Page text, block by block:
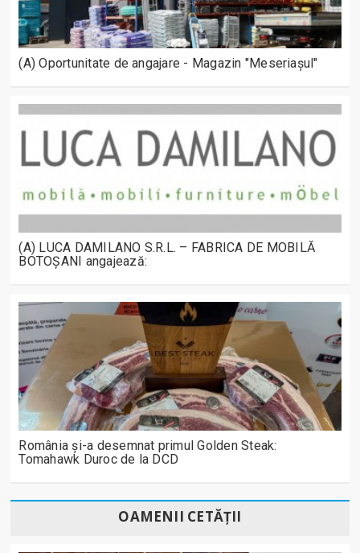
(A) Oportunitate de angajare - Magazin "Meseriașul"
(A) LUCA DAMILANO S.R.L. – FABRICA DE MOBILĂ
BOTOȘANI angajează:
România și-a desemnat primul Golden Steak:
Tomahawk Duroc de la DCD
OAMENII CETĂȚII